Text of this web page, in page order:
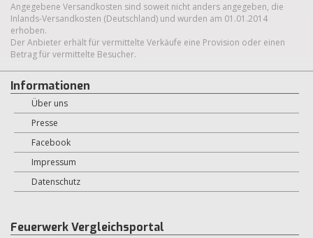
Angegebene Versandkosten sind soweit nicht anders angegeben, die
Inlands-Versandkosten (Deutschland) und wurden am 01.01.2014
erhoben.
Der Anbieter erhält für vermittelte Verkäufe eine Provision oder einen
Betrag für vermittelte Besucher.
Informationen
Über uns
Presse
Facebook
Impressum
Datenschutz
Feuerwerk Vergleichsportal